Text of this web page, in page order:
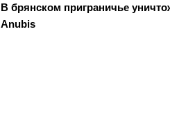
В брянском приграничье
Anubis